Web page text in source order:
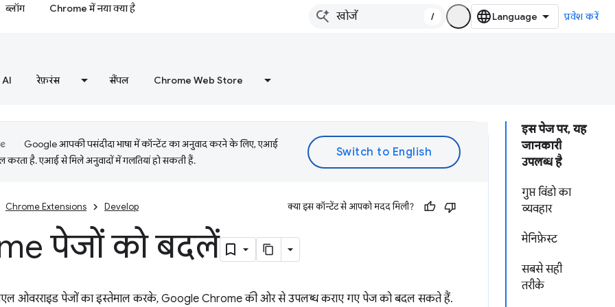
ब्लॉग Chrome में नया क्या है
/ प्रवेश करें
AI रेफ़रंस सैंपल Chrome Web Store
इस पेज पर, यह
जानकारी
उपलब्ध है
गुप्त विंडो का
व्यवहार
मेनिफ़ेस्ट
सबसे सही
तरीके
Google आपकी पसंदीदा भाषा में कॉन्टेंट का अनुवाद करने के लिए, एआई
करता है. एआई से मिले अनुवादों में गलतियां हो सकती हैं.
Chrome Extensions Develop क्या इस कॉन्टेंट से आपको मदद मिली?
पेजों को बदलें
ओवरराइड पेजों का इस्तेमाल करके, Google Chrome की ओर से उपलब्ध कराए गए पेज को बदल सकते हैं.